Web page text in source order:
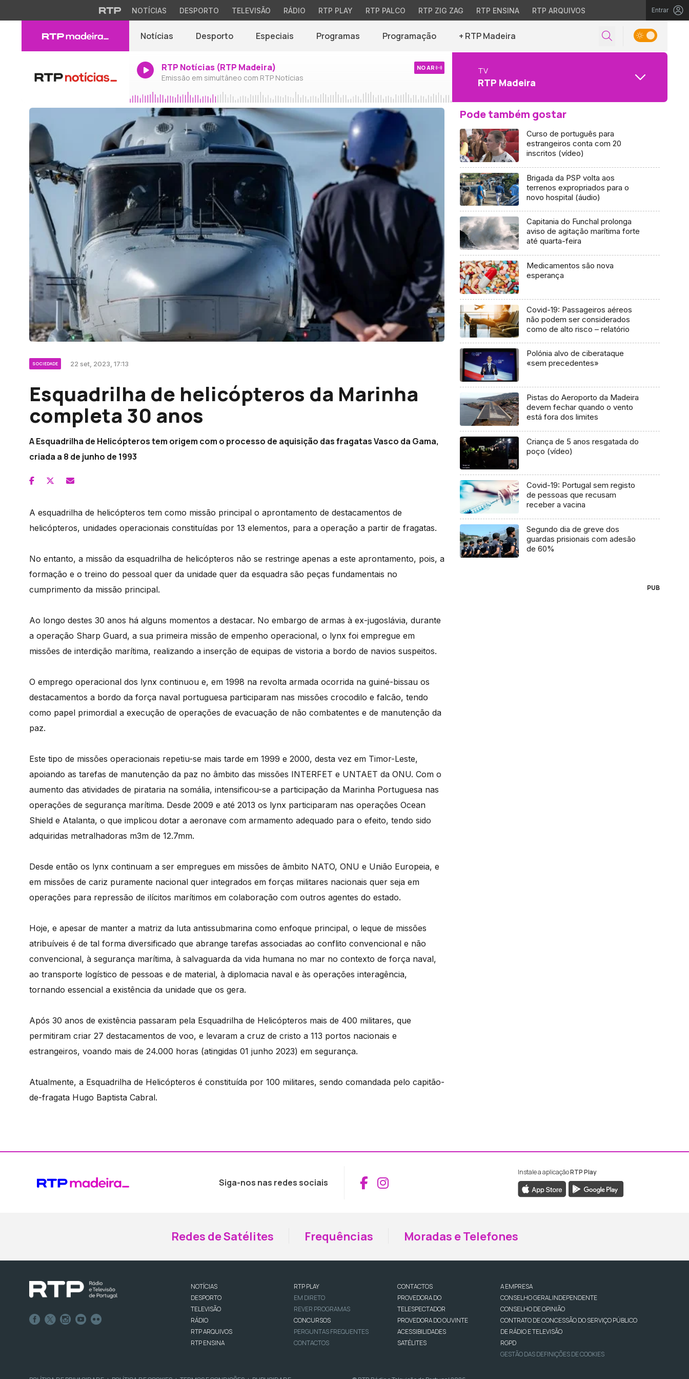
NOTÍCIAS DESPORTO TELEVISÃO RÁDIO RTP PLAY RTP PALCO RTP ZIG ZAG RTP ENSINA RTP ARQUIVOS Entrar
Notícias Desporto Especiais Programas Programação + RTP Madeira
RTP Notícias (RTP Madeira)
Emissão em simultâneo com RTP Notícias
NO AR TV
RTP Madeira
SOCIEDADE 22 set, 2023, 17:13
Esquadrilha de helicópteros da Marinha
completa 30 anos
A Esquadrilha de Helicópteros tem origem com o processo de aquisição das fragatas Vasco da Gama,
criada a 8 de junho de 1993
A esquadrilha de helicópteros tem como missão principal o aprontamento de destacamentos de
helicópteros, unidades operacionais constituídas por 13 elementos, para a operação a partir de fragatas.
No entanto, a missão da esquadrilha de helicópteros não se restringe apenas a este aprontamento, pois, a
formação e o treino do pessoal quer da unidade quer da esquadra são peças fundamentais no
cumprimento da missão principal.
Ao longo destes 30 anos há alguns momentos a destacar. No embargo de armas à ex-jugoslávia, durante
a operação Sharp Guard, a sua primeira missão de empenho operacional, o lynx foi empregue em
missões de interdição marítima, realizando a inserção de equipas de vistoria a bordo de navios suspeitos.
O emprego operacional dos lynx continuou e, em 1998 na revolta armada ocorrida na guiné-bissau os
destacamentos a bordo da força naval portuguesa participaram nas missões crocodilo e falcão, tendo
como papel primordial a execução de operações de evacuação de não combatentes e de manutenção da
paz.
Este tipo de missões operacionais repetiu-se mais tarde em 1999 e 2000, desta vez em Timor-Leste,
apoiando as tarefas de manutenção da paz no âmbito das missões INTERFET e UNTAET da ONU. Com o
aumento das atividades de pirataria na somália, intensificou-se a participação da Marinha Portuguesa nas
operações de segurança marítima. Desde 2009 e até 2013 os lynx participaram nas operações Ocean
Shield e Atalanta, o que implicou dotar a aeronave com armamento adequado para o efeito, tendo sido
adquiridas metralhadoras m3m de 12.7mm.
Desde então os lynx continuam a ser empregues em missões de âmbito NATO, ONU e União Europeia, e
em missões de cariz puramente nacional quer integrados em forças militares nacionais quer seja em
operações para repressão de ilícitos marítimos em colaboração com outros agentes do estado.
Hoje, e apesar de manter a matriz da luta antissubmarina como enfoque principal, o leque de missões
atribuíveis é de tal forma diversificado que abrange tarefas associadas ao conflito convencional e não
convencional, à segurança marítima, à salvaguarda da vida humana no mar no contexto de força naval,
ao transporte logístico de pessoas e de material, à diplomacia naval e às operações interagência,
tornando essencial a existência da unidade que os gera.​
Após 30 anos de existência passaram pela Esquadrilha de Helicópteros mais de 400 militares, que
permitiram criar 27 destacamentos de voo, e levaram a cruz de cristo a 113 portos nacionais e
estrangeiros, voando mais de 24.000 horas (atingidas 01 junho 2023) em segurança.
Atualmente, a Esquadrilha de Helicópteros é constituída por 100 militares, sendo comandada pelo capitão-
de-fragata Hugo Baptista Cabral.
Pode também gostar
Curso de português para
estrangeiros conta com 20
inscritos (vídeo)
Brigada da PSP volta aos
terrenos expropriados para o
novo hospital (áudio)
Capitania do Funchal prolonga
aviso de agitação marítima forte
até quarta-feira
Medicamentos são nova
esperança
Covid-19: Passageiros aéreos
não podem ser considerados
como de alto risco – relatório
Polónia alvo de ciberataque
«sem precedentes»
Pistas do Aeroporto da Madeira
devem fechar quando o vento
está fora dos limites
Criança de 5 anos resgatada do
poço (vídeo)
Covid-19: Portugal sem registo
de pessoas que recusam
receber a vacina
Segundo dia de greve dos
guardas prisionais com adesão
de 60%
PUB
Siga-nos nas redes sociais Aceder ao Facebook da RTP Madeira
Aceder ao Instagram da RTP Madeira
Instale a aplicaçãoRTP Play
Redes de Satélites Frequências Moradas e Telefones
NOTÍCIAS
DESPORTO
TELEVISÃO
RÁDIO
RTP ARQUIVOS
RTP ENSINA
RTP PLAY
EM DIRETO
REVER PROGRAMAS
CONCURSOS
PERGUNTAS FREQUENTES
CONTACTOS
CONTACTOS
PROVEDORA DO
TELESPECTADOR
PROVEDORA DO OUVINTE
ACESSIBILIDADES
SATÉLITES
A EMPRESA
CONSELHO GERAL INDEPENDENTE
CONSELHO DE OPINIÃO
CONTRATO DE CONCESSÃO DO SERVIÇO PÚBLICO
DE RÁDIO E TELEVISÃO
RGPD
GESTÃO DAS DEFINIÇÕES DE COOKIES